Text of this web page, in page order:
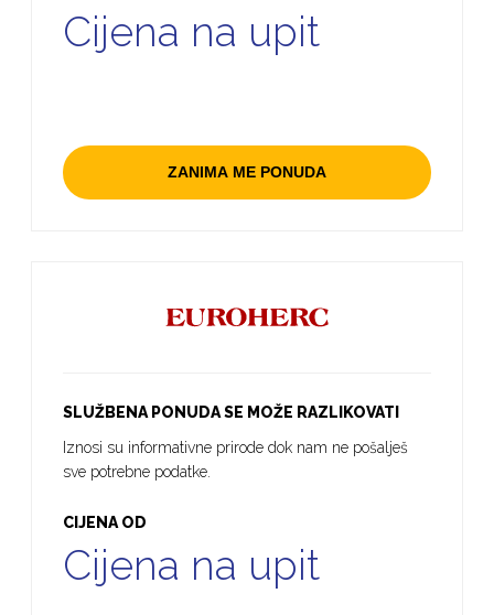
Cijena na upit
ZANIMA ME PONUDA
SLUŽBENA PONUDA SE MOŽE RAZLIKOVATI
Iznosi su informativne prirode dok nam ne pošalješ
sve potrebne podatke.
CIJENA OD
Cijena na upit